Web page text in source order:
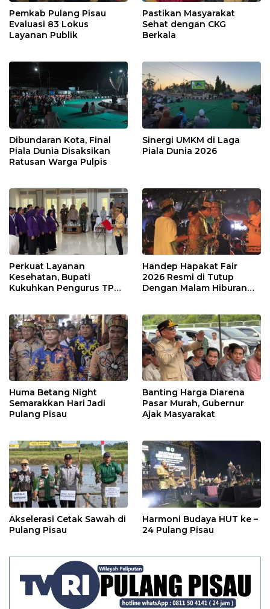
Pemkab Pulang Pisau
Evaluasi 83 Lokus
Layanan Publik
Pastikan Masyarakat
Sehat dengan CKG
Berkala
Dibundaran Kota, Final
Piala Dunia Disaksikan
Ratusan Warga Pulpis
Sinergi UMKM di Laga
Piala Dunia 2026
Perkuat Layanan
Kesehatan, Bupati
Kukuhkan Pengurus TP
Handep Hapakat Fair
2026 Resmi di Tutup
Dengan Malam Hiburan
Huma Betang Night
Semarakkan Hari Jadi
Pulang Pisau
Banting Harga Diarena
Pasar Murah, Gubernur
Ajak Masyarakat
Akselerasi Cetak Sawah di
Pulang Pisau
Harmoni Budaya HUT ke –
24 Pulang Pisau